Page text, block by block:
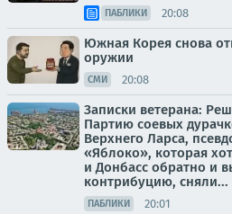
ПАБЛИКИ 20:08
Южная Корея снова
оружии
СМИ 20:08
Записки ветерана:
Партию соевых
Верхнего Ларса,
«Яблоко», которая
и Донбасс обратно и
контрибуцию, сняли...
ПАБЛИКИ 20:01